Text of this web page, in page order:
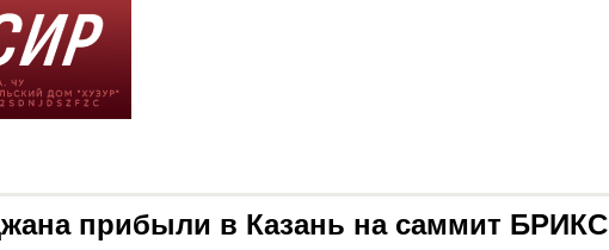
прибыли в Казань на саммит БРИКС